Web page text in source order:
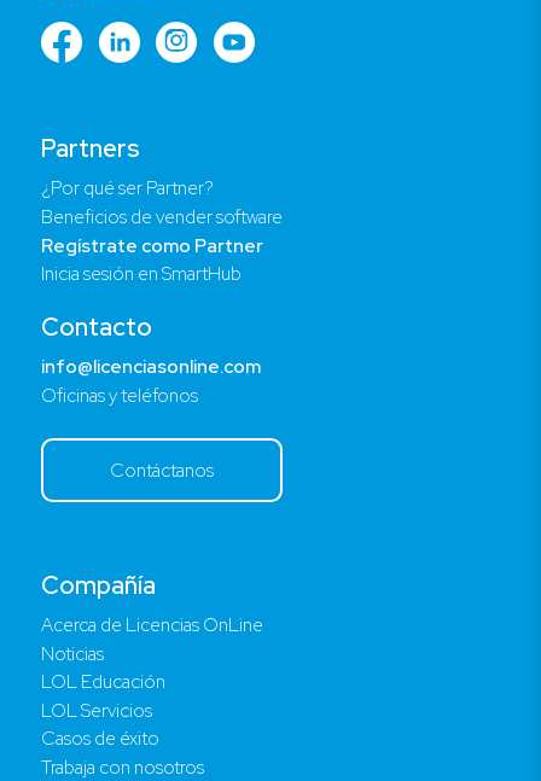
Compañía
Acerca de Licencias OnLine
Noticias
LOL Educación
LOL Servicios
Casos de éxito
Trabaja con nosotros
Partners
¿Por qué ser Partner?
Beneficios de vender software
Regístrate como Partner
Inicia sesión en SmartHub
Contacto
info@licenciasonline.com
Oficinas y teléfonos
Contáctanos